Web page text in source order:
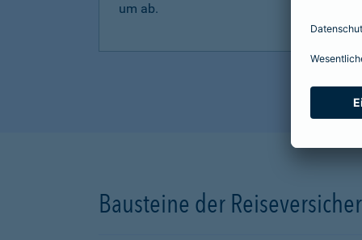
um ab.
Bausteine der